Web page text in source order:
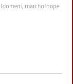
Idomeni, marchofhope